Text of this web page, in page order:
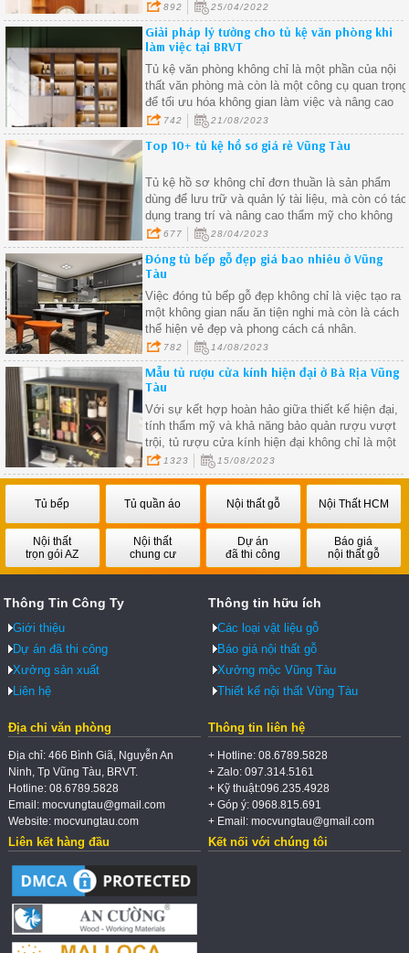
892 25/04/2022
Giải pháp lý tưởng cho tủ kệ văn phòng khi
làm việc tại BRVT
Tủ kệ văn phòng không chỉ là một phần của nội
thất văn phòng mà còn là một công cụ quan trọng
để tối ưu hóa không gian làm việc và nâng cao
năng suất.
742 21/08/2023
Top 10+ tủ kệ hồ sơ giá rẻ Vũng Tàu
Tủ kệ hồ sơ không chỉ đơn thuần là sản phẩm
dùng để lưu trữ và quản lý tài liệu, mà còn có tác
dụng trang trí và nâng cao thẩm mỹ cho không
gian văn phòng
677 28/04/2023
Đóng tủ bếp gỗ đẹp giá bao nhiêu ở Vũng
Tàu
Việc đóng tủ bếp gỗ đẹp không chỉ là việc tạo ra
một không gian nấu ăn tiện nghi mà còn là cách
thể hiện vẻ đẹp và phong cách cá nhân.
782 14/08/2023
Mẫu tủ rượu cửa kính hiện đại ở Bà Rịa Vũng
Tàu
Với sự kết hợp hoàn hảo giữa thiết kế hiện đại,
tính thẩm mỹ và khả năng bảo quản rượu vượt
trội, tủ rượu cửa kính hiện đại không chỉ là một
phần không thể thiếu trong không gian sống mà
còn là biểu tượng của sự lịch lãm và đẳng cấp.
1323 15/08/2023
Tủ bếp Tủ quần áo Nội thất gỗ Nội Thất HCM
Nội thất
trọn gói AZ
Nội thất
chung cư
Dự án
đã thi công
Báo giá
nội thất gỗ
Thông Tin Công Ty
Giới thiệu
Dự án đã thi công
Xưởng sản xuất
Liên hệ
Thông tin hữu ích
Các loại vật liệu gỗ
Báo giá nội thất gỗ
Xưởng mộc Vũng Tàu
Thiết kế nội thất Vũng Tàu
Địa chỉ văn phòng
Địa chỉ: 466 Bình Giã, Nguyễn An
Ninh, Tp Vũng Tàu, BRVT.
Hotline: 08.6789.5828
Email: mocvungtau@gmail.com
Website: mocvungtau.com
Thông tin liên hệ
+ Hotline: 08.6789.5828
+ Zalo: 097.314.5161
+ Kỹ thuật:096.235.4928
+ Góp ý: 0968.815.691
+ Email: mocvungtau@gmail.com
Liên kết hàng đầu Kết nối với chúng tôi